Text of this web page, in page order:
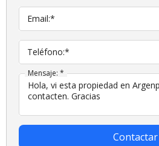
Email:*
Teléfono:*
Mensaje: *
Contactar